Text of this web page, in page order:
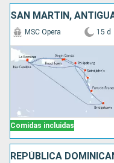
Comidas incluidas
MSC Opera 15 d